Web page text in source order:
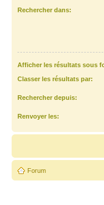
Rechercher dans:
Afficher les résultats sous
Classer les résultats par:
Rechercher depuis:
Renvoyer les:
Forum